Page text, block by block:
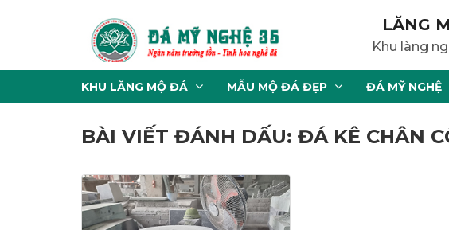
LĂNG
Khu làng
KHU LĂNG MỘ ĐÁ MẪU MỘ ĐÁ ĐẸP ĐÁ MỸ NGHỆ
BÀI VIẾT ĐÁNH DẤU: ĐÁ KÊ CHÂN